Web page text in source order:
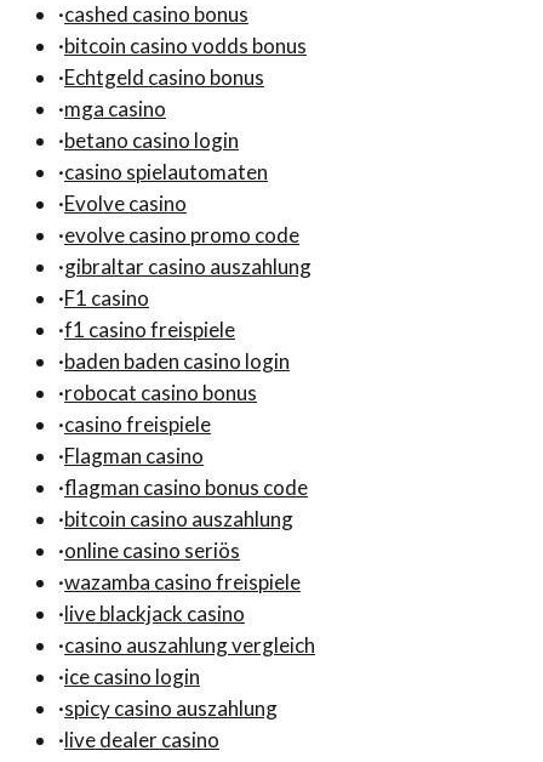
·cashed casino bonus
·bitcoin casino vodds bonus
·Echtgeld casino bonus
·mga casino
·betano casino login
·casino spielautomaten
·Evolve casino
·evolve casino promo code
·gibraltar casino auszahlung
·F1 casino
·f1 casino freispiele
·baden baden casino login
·robocat casino bonus
·casino freispiele
·Flagman casino
·flagman casino bonus code
·bitcoin casino auszahlung
·online casino seriös
·wazamba casino freispiele
·live blackjack casino
·casino auszahlung vergleich
·ice casino login
·spicy casino auszahlung
·live dealer casino